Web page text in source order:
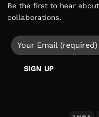
Be the first to hear
collaborations.